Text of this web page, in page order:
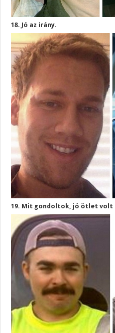
18. Jó az irány.
19. Mit gondoltok, jó ötlet volt